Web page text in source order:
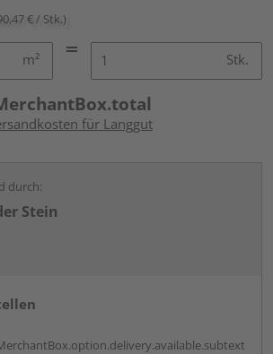
€ / Stk.)
m² Stk.
für Langgut
durch:
Stein